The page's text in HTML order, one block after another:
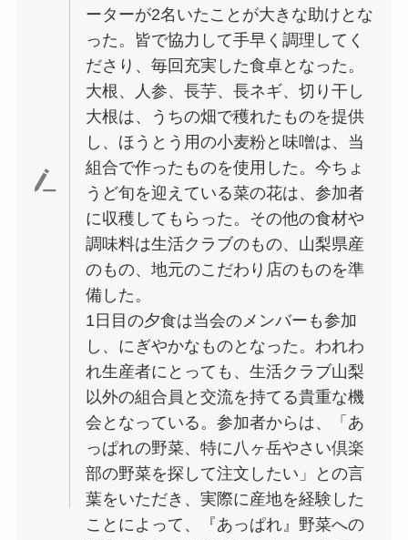
ーターが2名いたことが大きな助けとな
った。皆で協力して手早く調理してく
ださり、毎回充実した食卓となった。
大根、人参、長芋、長ネギ、切り干し
大根は、うちの畑で穫れたものを提供
し、ほうとう用の小麦粉と味噌は、当
組合で作ったものを使用した。今ちょ
うど旬を迎えている菜の花は、参加者
に収穫してもらった。その他の食材や
調味料は生活クラブのもの、山梨県産
のもの、地元のこだわり店のものを準
備した。
1日目の夕食は当会のメンバーも参加
し、にぎやかなものとなった。われわ
れ生産者にとっても、生活クラブ山梨
以外の組合員と交流を持てる貴重な機
会となっている。参加者からは、「あ
っぱれの野菜、特に八ヶ岳やさい倶楽
部の野菜を探して注文したい」との言
葉をいただき、実際に産地を経験した
ことによって、『あっぱれ』野菜への